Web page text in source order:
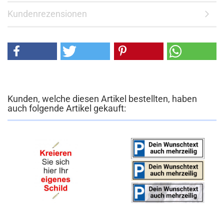
Kundenrezensionen
Kunden, welche diesen Artikel bestellten, haben
auch folgende Artikel gekauft: